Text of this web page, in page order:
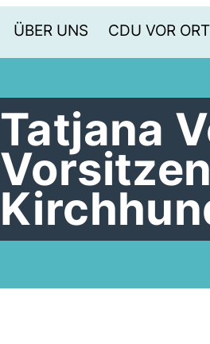
ÜBER UNS CDU VOR ORT
Tatjana